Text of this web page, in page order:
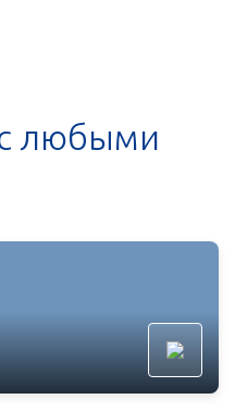
любыми